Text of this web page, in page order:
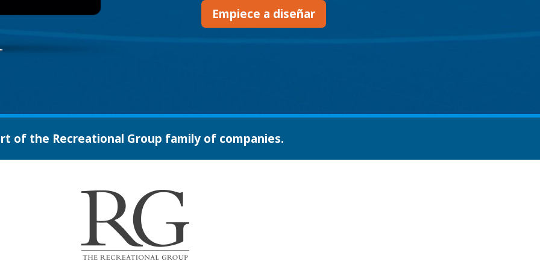
Empiece a diseñar
of the Recreational Group family of companies.